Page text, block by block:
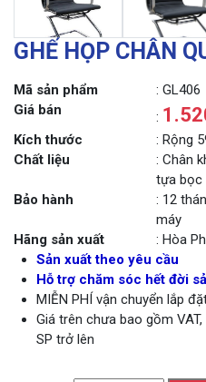
GHẾ HỌP CHÂN
Mã sản phẩm
: GL406
Giá bán
:
Kích thước
: Rộng
Chất liệu
: Chân
tựa bọc
Bảo hành
: 12
máy
Hãng sản xuất
: Hòa
Sản xuất theo yêu cầu
Hỗ trợ chăm sóc hết đời
MIỄN PHÍ vận chuyển lắp
Giá trên chưa bao gồm
SP trở lên